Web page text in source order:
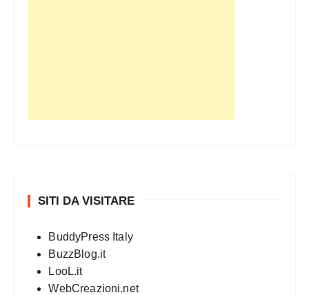
SITI DA VISITARE
BuddyPress Italy
BuzzBlog.it
LooL.it
WebCreazioni.net